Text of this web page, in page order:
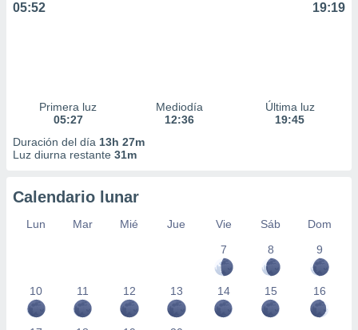
05:52 19:19
Primera luz
05:27
Mediodía
12:36
Última luz
19:45
Duración del día 13h 27m
Luz diurna restante 31m
Calendario lunar
Lun Mar Mié Jue Vie Sáb
Dom
7
8 9
10 11 12 13 14 15 16